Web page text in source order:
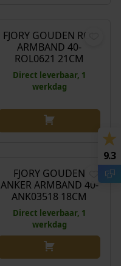
FJORY GOUDEN ROL
ARMBAND 40-
ROL0621 21CM
Direct leverbaar, 1
werkdag
FJORY GOUDEN
ANKER ARMBAND 40-
ANK03518 18CM
Direct leverbaar, 1
werkdag
9.3